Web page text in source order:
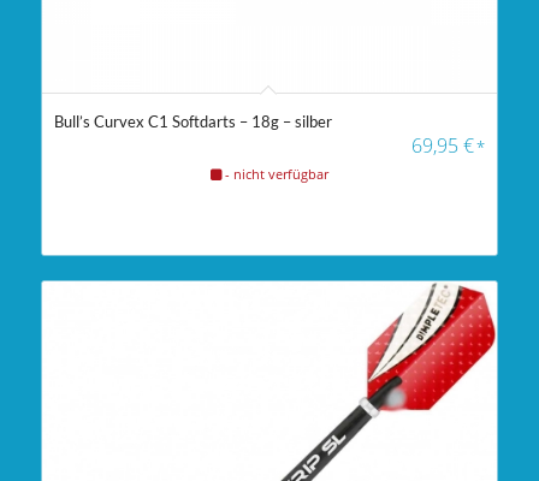
Bull’s Curvex C1 Softdarts – 18g – silber
69,95€*
- nicht verfügbar